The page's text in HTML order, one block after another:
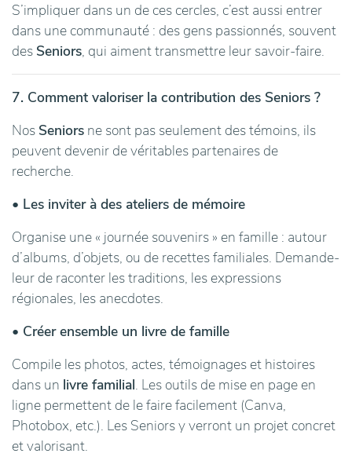
S’impliquer dans un de ces cercles, c’est aussi entrer
dans une communauté : des gens passionnés, souvent
des Seniors, qui aiment transmettre leur savoir-faire.
7. Comment valoriser la contribution des Seniors ?
Nos Seniors ne sont pas seulement des témoins, ils
peuvent devenir de véritables partenaires de
recherche.
• Les inviter à des ateliers de mémoire
Organise une « journée souvenirs » en famille : autour
d’albums, d’objets, ou de recettes familiales. Demande-
leur de raconter les traditions, les expressions
régionales, les anecdotes.
• Créer ensemble un livre de famille
Compile les photos, actes, témoignages et histoires
dans un livre familial. Les outils de mise en page en
ligne permettent de le faire facilement (Canva,
Photobox, etc.). Les Seniors y verront un projet concret
et valorisant.